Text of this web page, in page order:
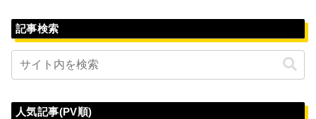
記事検索
人気記事(PV順)